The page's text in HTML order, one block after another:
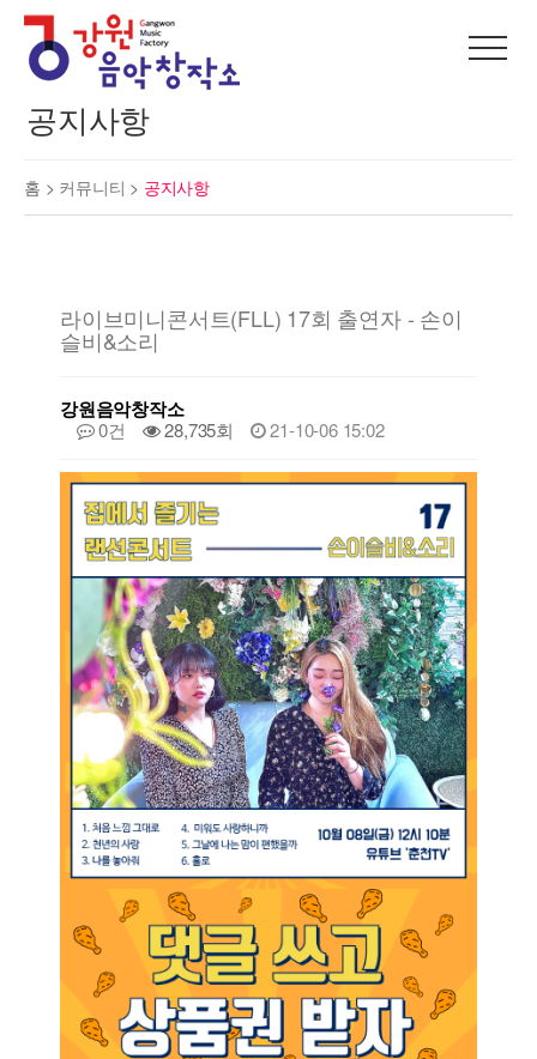
공지사항
홈 > 커뮤니티 > 공지사항
라이브미니콘서트(FLL) 17회 출연자 - 손이
슬비&소리
강원음악창작소
0건 28,735회 21-10-06 15:02